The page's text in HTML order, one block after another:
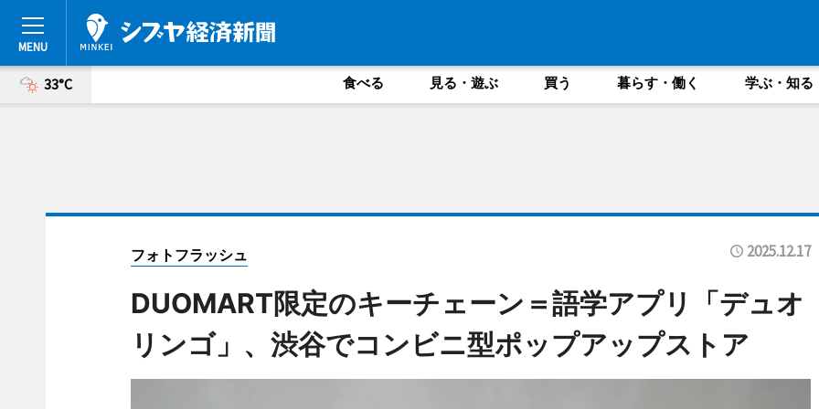
33°C 食べる 見る・遊ぶ 買う 暮らす・働く 学ぶ・知る
フォトフラッシュ 2025.12.17
DUOMART限定のキーチェーン＝語学アプリ「デュオ
リンゴ」、渋谷でコンビニ型ポップアップストア